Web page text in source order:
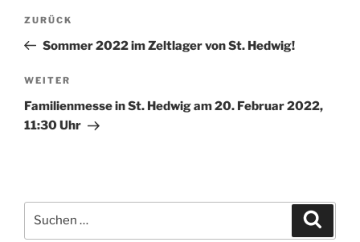
Beitragsnavigation
Vorheriger
Beitrag
ZURÜCK
Sommer 2022 im Zeltlager von St. Hedwig!
Nächster
Beitrag
WEITER
Familienmesse in St. Hedwig am 20. Februar 2022,
11:30 Uhr
nach: